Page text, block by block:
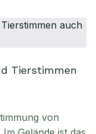
Tierstimmen
von